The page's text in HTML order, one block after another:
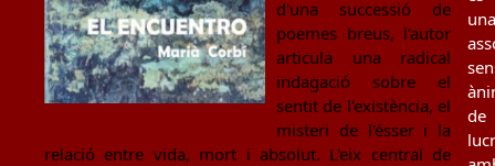
d'una successió de
poemes breus, l'autor
articula una radical
indagació sobre el
sentit de l'existència, el
misteri de l'ésser i la
relació entre vida, mort i absolut. L'eix central de
una
de